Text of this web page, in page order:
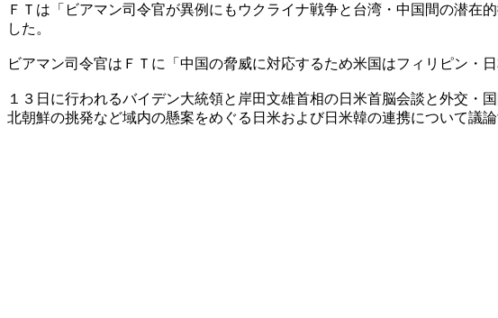
ＦＴは「ビアマン司令官が異例にもウクライナ戦争と台湾・中国間の潜
した。
ビアマン司令官はＦＴに「中国の脅威に対応するため米国はフィリピン・
１３日に行われるバイデン大統領と岸田文雄首相の日米首脳会談と外交・
北朝鮮の挑発など域内の懸案をめぐる日米および日米韓の連携について議論